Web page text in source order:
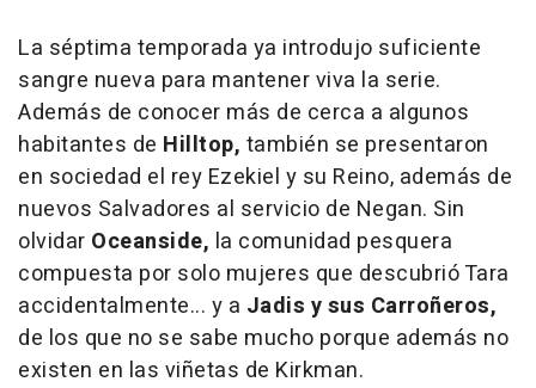
La séptima temporada ya introdujo suficiente
sangre nueva para mantener viva la serie.
Además de conocer más de cerca a algunos
habitantes de Hilltop, también se presentaron
en sociedad el rey Ezekiel y su Reino, además de
nuevos Salvadores al servicio de Negan. Sin
olvidar Oceanside, la comunidad pesquera
compuesta por solo mujeres que descubrió Tara
accidentalmente... y a Jadis y sus Carroñeros,
de los que no se sabe mucho porque además no
existen en las viñetas de Kirkman.